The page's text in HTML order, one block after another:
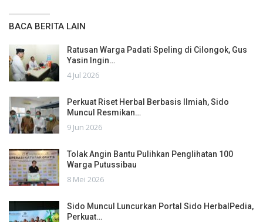
BACA BERITA LAIN
Ratusan Warga Padati Speling di Cilongok, Gus
Yasin Ingin…
4 Jul 2026
Perkuat Riset Herbal Berbasis Ilmiah, Sido
Muncul Resmikan…
9 Jun 2026
Tolak Angin Bantu Pulihkan Penglihatan 100
Warga Putussibau
8 Mei 2026
Sido Muncul Luncurkan Portal Sido HerbalPedia,
Perkuat…